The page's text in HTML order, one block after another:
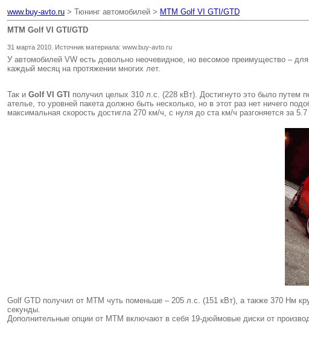
www.buy-avto.ru > Тюнинг автомобилей > MTM Golf VI GTI/GTD
MTM Golf VI GTI/GTD
31 марта 2010. Источник материала: www.buy-avto.ru
У автомобилей VW есть довольно неочевидное, но весомое преимущество –
каждый месяц на протяжении многих лет.
Так и Golf VI GTI получил целых 310 л.с. (228 кВт). Достигнуто это было путем
ателье, то уровней пакета должно быть несколько, но в этот раз нет ничего
максимальная скорость достигла 270 км/ч, с нуля до ста км/ч разгоняется за 5.7
Golf GTD получил от MTM чуть поменьше – 205 л.с. (151 кВт), а также 370 Нм
секунды.
Дополнительные опции от МТМ включают в себя 19-дюймовые диски от